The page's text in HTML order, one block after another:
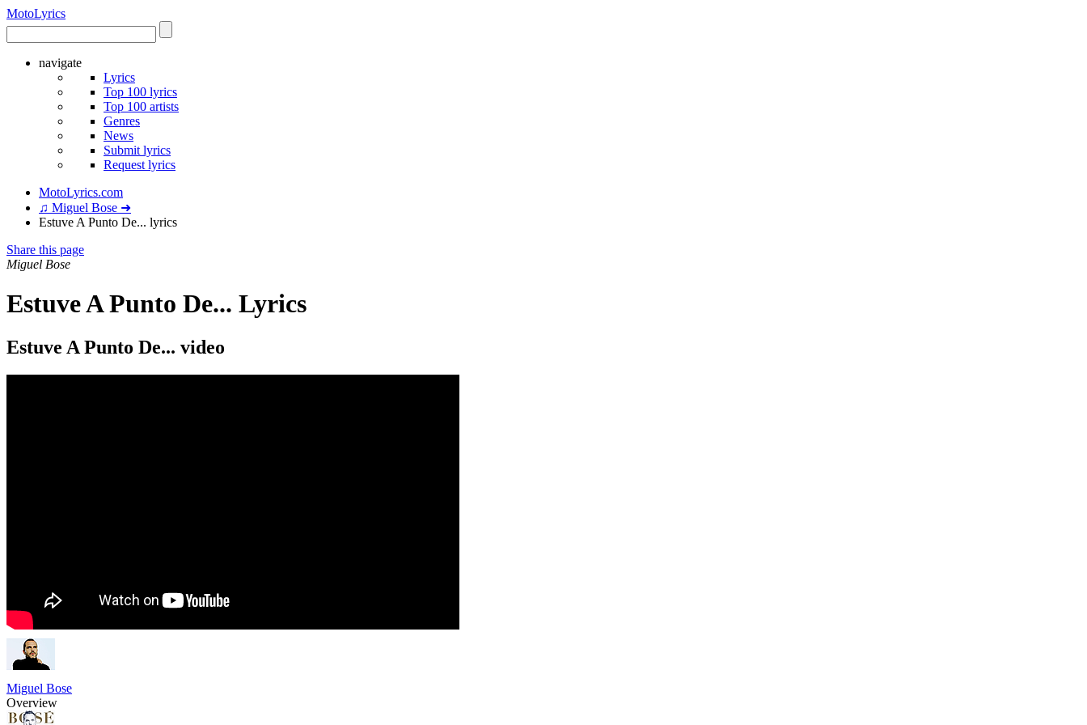
MotoLyrics
navigate
Lyrics
Top 100 lyrics
Top 100 artists
Genres
News
Submit lyrics
Request lyrics
MotoLyrics.com
♫ Miguel Bose ➜
Estuve A Punto De... lyrics
Share this page
Miguel Bose
Estuve A Punto De... Lyrics
Estuve A Punto De... video
Miguel Bose
Overview